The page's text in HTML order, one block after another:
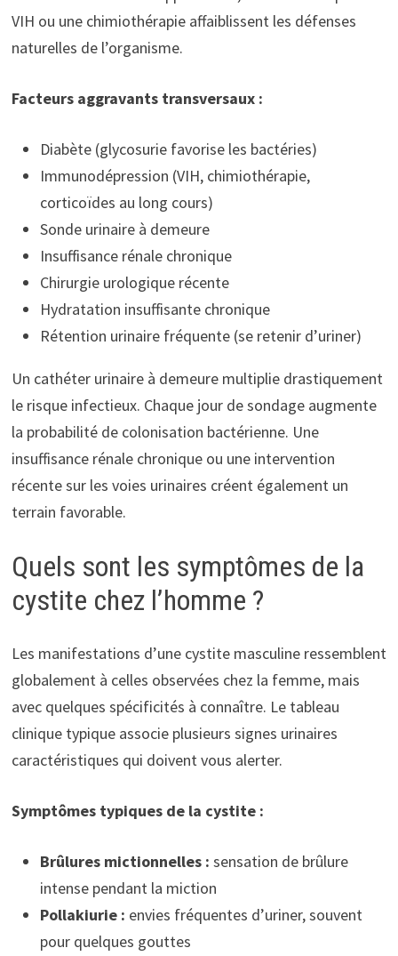
VIH ou une chimiothérapie affaiblissent les défenses
naturelles de l’organisme.
Facteurs aggravants transversaux :
Diabète (glycosurie favorise les bactéries)
Immunodépression (VIH, chimiothérapie,
corticoïdes au long cours)
Sonde urinaire à demeure
Insuffisance rénale chronique
Chirurgie urologique récente
Hydratation insuffisante chronique
Rétention urinaire fréquente (se retenir d’uriner)
Un cathéter urinaire à demeure multiplie drastiquement
le risque infectieux. Chaque jour de sondage augmente
la probabilité de colonisation bactérienne. Une
insuffisance rénale chronique ou une intervention
récente sur les voies urinaires créent également un
terrain favorable.
Quels sont les symptômes de la
cystite chez l’homme ?
Les manifestations d’une cystite masculine ressemblent
globalement à celles observées chez la femme, mais
avec quelques spécificités à connaître. Le tableau
clinique typique associe plusieurs signes urinaires
caractéristiques qui doivent vous alerter.
Symptômes typiques de la cystite :
Brûlures mictionnelles : sensation de brûlure
intense pendant la miction
Pollakiurie : envies fréquentes d’uriner, souvent
pour quelques gouttes